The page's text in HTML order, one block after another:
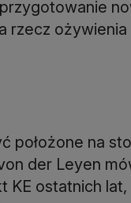
rzecz
położone na
der Leyen
KE ostatnich